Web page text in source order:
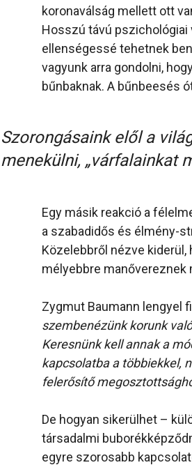
koronaválság mellett ott
Hosszú távú
ellenségessé tehetnek
vagyunk arra gondolni,
bűnbaknak. A bűnbeesés
Szorongásaink elől a
menekülni, „várfalainkat
Egy másik reakció a
a szabadidős és élmény-
Közelebbről nézve
mélyebbre manővereznek
Zygmut Baumann lengyel
szembenézünk korunk
Keresnünk kell annak a
kapcsolatba a többiekkel,
felerősítő
De hogyan sikerülhet –
társadalmi
egyre szorosabb